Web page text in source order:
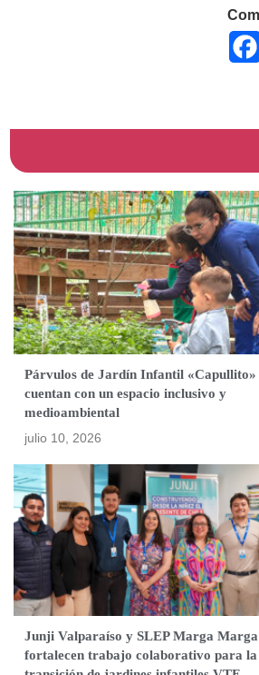
Párvulos de Jardín Infantil «Capullito»
cuentan con un espacio inclusivo y
medioambiental
julio 10, 2026
Junji Valparaíso y SLEP Marga Marga
fortalecen trabajo colaborativo para la